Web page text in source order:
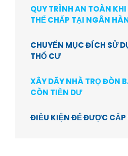
QUY TRÌNH AN TOÀN
THẾ CHẤP TẠI NGÂN
CHUYỂN MỤC ĐÍCH SỬ
THỔ CƯ
XÂY DÃY NHÀ TRỌ ĐÒN
CÒN TIỀN DƯ
ĐIỀU KIỆN ĐỂ ĐƯỢC CẤP